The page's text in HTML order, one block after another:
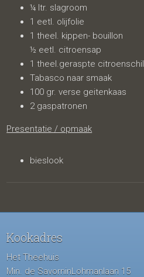
¼ ltr. slagroom
1 eetl. olijfolie
1 theel. kippen- bouillon
½ eetl. citroensap
1 theel.geraspte citroenschil
Tabasco naar smaak
100 gr. verse geitenkaas
2 gaspatronen
Presentatie / opmaak
bieslook
Kookadres
Het Theehuis
Min. de SavorninLohmanlaan 15